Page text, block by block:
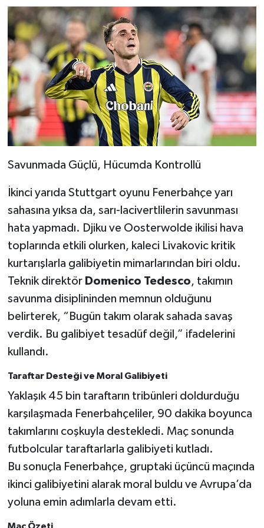
Savunmada Güçlü, Hücumda Kontrollü
İkinci yarıda Stuttgart oyunu Fenerbahçe yarı
sahasına yıksa da, sarı-lacivertlilerin savunması
hata yapmadı. Djiku ve Oosterwolde ikilisi hava
toplarında etkili olurken, kaleci Livakovic kritik
kurtarışlarla galibiyetin mimarlarından biri oldu.
Teknik direktör Domenico Tedesco, takımın
savunma disiplininden memnun olduğunu
belirterek, “Bugün takım olarak sahada savaş
verdik. Bu galibiyet tesadüf değil,” ifadelerini
kullandı.
Taraftar Desteği ve Moral Galibiyeti
Yaklaşık 45 bin taraftarın tribünleri doldurduğu
karşılaşmada Fenerbahçeliler, 90 dakika boyunca
takımlarını coşkuyla destekledi. Maç sonunda
futbolcular taraftarlarla galibiyeti kutladı.
Bu sonuçla Fenerbahçe, gruptaki üçüncü maçında
ikinci galibiyetini alarak moral buldu ve Avrupa’da
yoluna emin adımlarla devam etti.